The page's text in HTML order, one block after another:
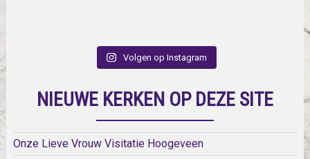
Volgen op Instagram
NIEUWE KERKEN OP DEZE SITE
Onze Lieve Vrouw Visitatie Hoogeveen